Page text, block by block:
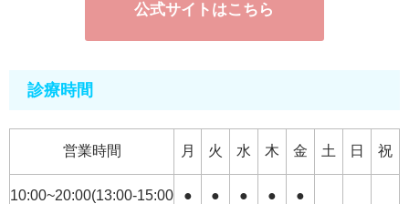
公式サイトはこちら
診療時間
営業時間 月 火 水 木 金 土 日 祝
10:00~20:00(13:00-15:00
● ● ● ● ●